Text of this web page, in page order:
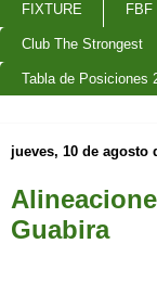
FIXTURE FBF
Club The Strongest
Tabla de Posiciones
jueves, 10 de agosto
Guabira